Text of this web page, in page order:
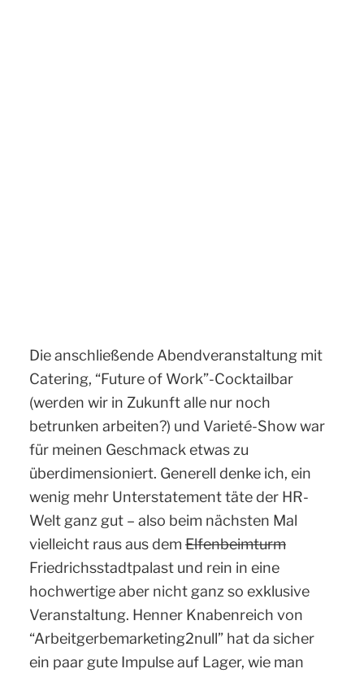
Die anschließende Abendveranstaltung mit
Catering, “Future of Work”-Cocktailbar
(werden wir in Zukunft alle nur noch
betrunken arbeiten?) und Varieté-Show war
für meinen Geschmack etwas zu
überdimensioniert. Generell denke ich, ein
wenig mehr Unterstatement täte der HR-
Welt ganz gut – also beim nächsten Mal
vielleicht raus aus dem Elfenbeimturm
Friedrichsstadtpalast und rein in eine
hochwertige aber nicht ganz so exklusive
Veranstaltung. Henner Knabenreich von
“Arbeitgerbemarketing2null” hat da sicher
ein paar gute Impulse auf Lager, wie man